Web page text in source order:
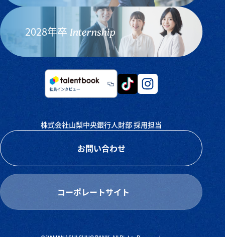
2028年卒 Internship
株式会社山梨中央銀行人財部 採用担当
お問い合わせ
コーポレートサイト